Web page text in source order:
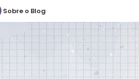
Sobre o Blog